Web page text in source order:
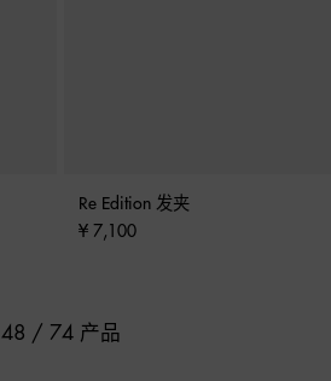
Re Edition 发夹
¥ 7,100
48 / 74 产品